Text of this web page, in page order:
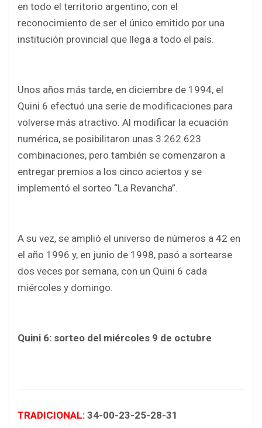
en todo el territorio argentino, con el
reconocimiento de ser el único emitido por una
institución provincial que llega a todo el país.
Unos años más tarde, en diciembre de 1994, el
Quini 6 efectuó una serie de modificaciones para
volverse más atractivo. Al modificar la ecuación
numérica, se posibilitaron unas 3.262.623
combinaciones, pero también se comenzaron a
entregar premios a los cinco aciertos y se
implementó el sorteo “La Revancha”.
A su vez, se amplió el universo de números a 42 en
el año 1996 y, en junio de 1998, pasó a sortearse
dos veces por semana, con un Quini 6 cada
miércoles y domingo.
Quini 6: sorteo del miércoles 9 de octubre
TRADICIONAL: 34-00-23-25-28-31